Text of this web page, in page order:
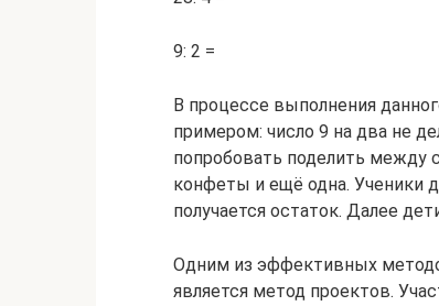
9: 2 =
В процессе выполнения
примером: число 9 на два не
попробовать поделить между
конфеты и ещё одна. Ученики
получается остаток. Далее
Одним из эффективных
является метод проектов.